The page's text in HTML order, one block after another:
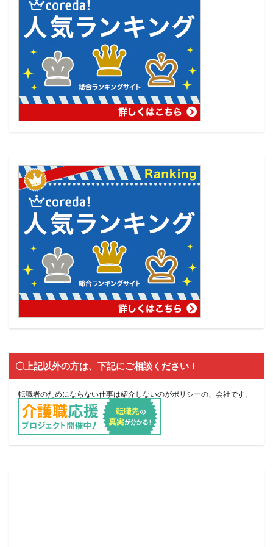
〇上記以外の方は、下記にご相談ください！
転職者のためにならない仕事は紹介しないのがポリシーの、会社です。